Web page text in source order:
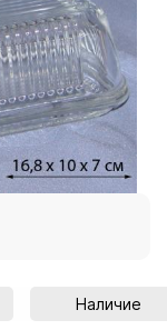
Наличие